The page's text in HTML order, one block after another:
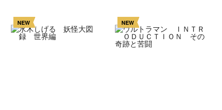
NEW NEW